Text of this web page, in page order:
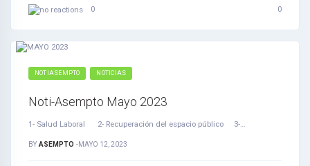
0 0
NOTIASEMPTO NOTICIAS
Noti-Asempto Mayo 2023
1- Salud Laboral 2- Recuperación del espacio público 3-…
BY ASEMPTO -MAYO 12, 2023